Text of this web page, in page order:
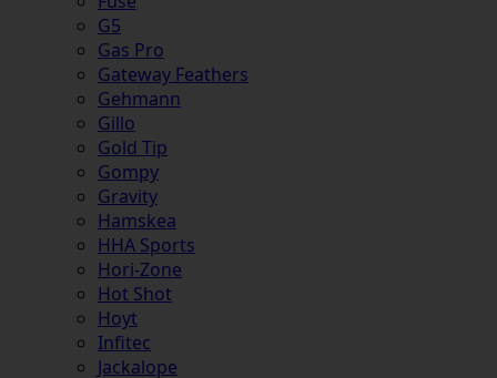
G5
Gas Pro
Gateway Feathers
Gehmann
Gillo
Gold Tip
Gompy
Gravity
Hamskea
HHA Sports
Hori-Zone
Hot Shot
Hoyt
Infitec
Jackalope